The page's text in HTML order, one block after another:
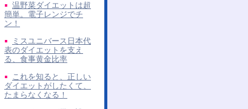
温野菜ダイエットは超
簡単。電子レンジでチ
ン！
ミスユニバース日本代
表のダイエットを支え
る、食事黄金比率
これを知ると、正しい
ダイエットがしたくて、
たまらなくなる！